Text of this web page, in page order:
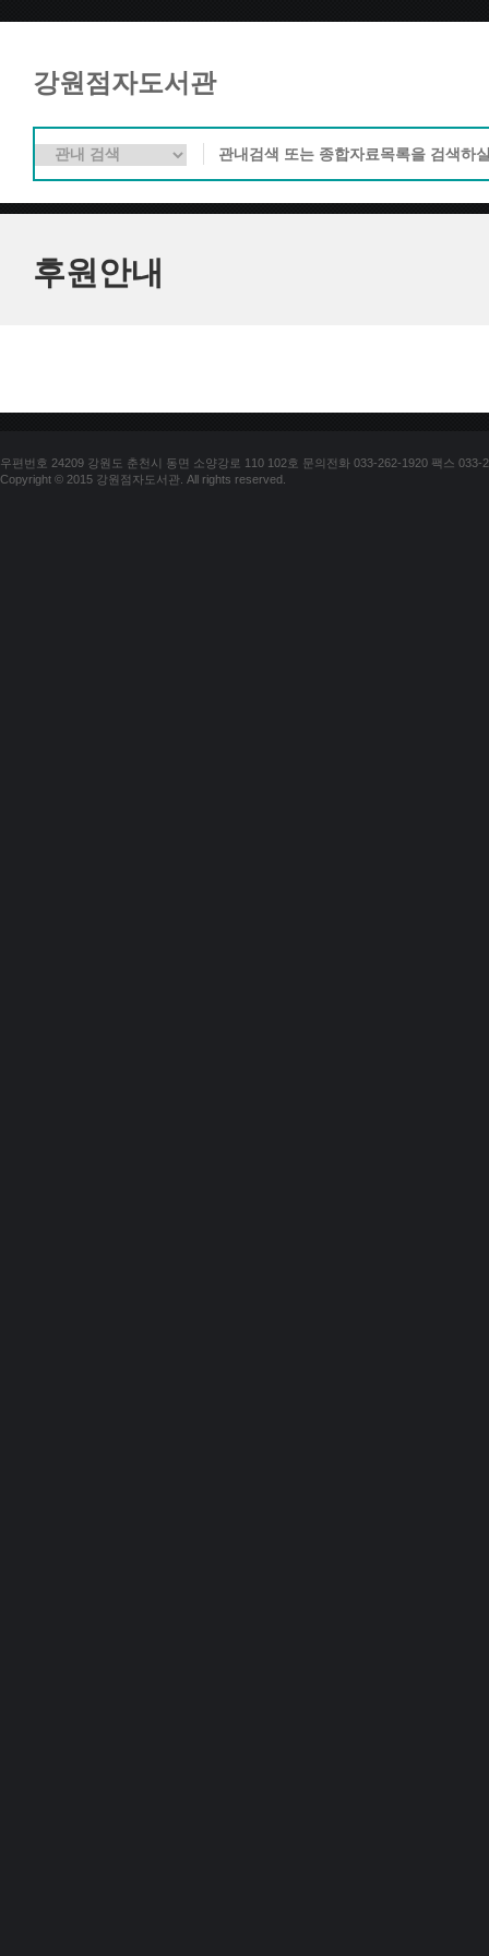
강원점자도서관
후원안내
우편번호 24209 강원도 춘천시 동면 소양강로 110 102호 문의전화 033-262-1920 팩스 033-
Copyright © 2015 강원점자도서관. All rights reserved.